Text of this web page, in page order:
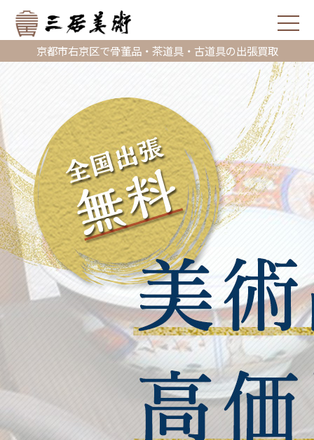
京都市右京区で骨董品・茶道具・古道具の出張買取